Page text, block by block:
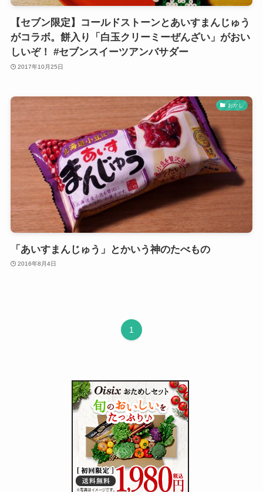
【セブン限定】コールドストーンとあいすまんじゅう
がコラボ。餅入り「白玉クリーミーぜんざい」がおい
しいぞ！ #セブンスイーツアンバサダー
2017年10月25日
おかし
「あいすまんじゅう」とかいう神のたべもの
2016年8月4日
1